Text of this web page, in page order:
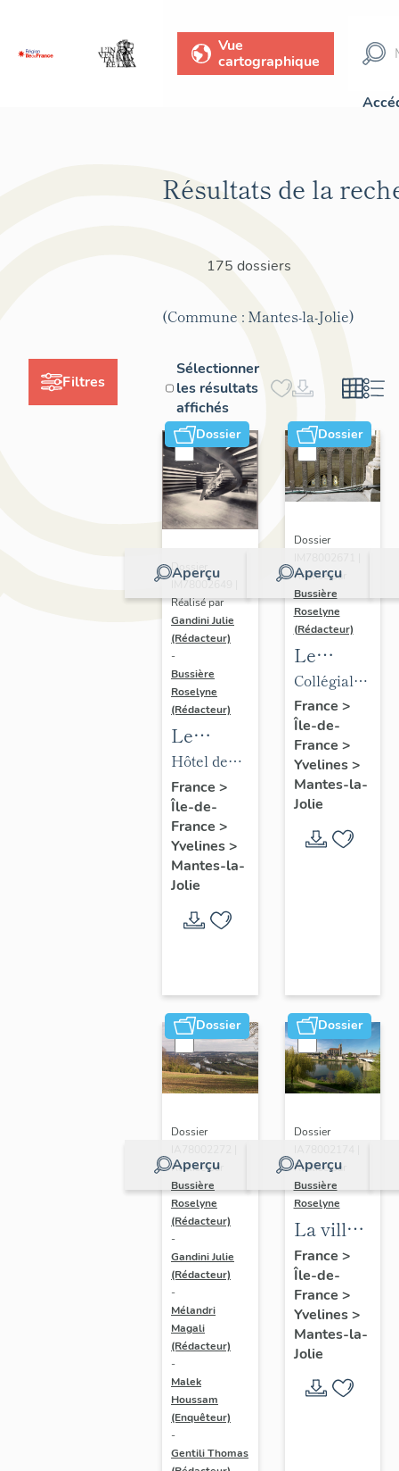
Vue
cartographique
Filtres
Résultats de la
175 dossiers
(Commune : Mantes-la-Jolie)
Sélectionner
les résultats
affichés
Dossier
Aperçu
Dossier
IM78002649 |
Réalisé par
Gandini Julie
(Rédacteur)
-
Bussière
Roselyne
(Rédacteur)
Le
mobilier
de l'hôtel
de ville
Hôtel de
ville
France >
Île-de-
France >
Yvelines>
Mantes-la-
Jolie
Dossier
Aperçu
Dossier
Réalisé par
Bussière
Roselyne
(Rédacteur)
Le
mobilier
de la
collégiale
Collégiale
Notre-
Dame
France >
Île-de-
France >
Yvelines>
Mantes-la-
Jolie
Dossier
Aperçu
Dossier
Réalisé par
Bussière
Roselyne
(Rédacteur)
-
Gandini Julie
(Rédacteur)
-
Mélandri
Magali
(Rédacteur)
-
Malek
Houssam
(Enquêteur)
-
Gentili Thomas
Dossier
Aperçu
Dossier
Réalisé par
Bussière
Roselyne
La ville
de
Mantes-
la-Jolie
France >
Île-de-
France >
Yvelines>
Mantes-la-
Jolie